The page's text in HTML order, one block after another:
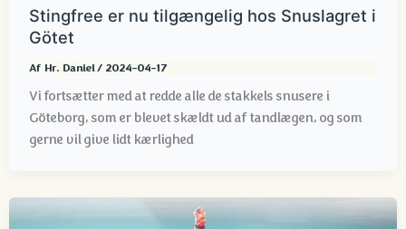
Stingfree er nu tilgængelig hos Snuslagret i
Götet
Af Hr. Daniel / 2024-04-17
Vi fortsætter med at redde alle de stakkels snusere i
Göteborg, som er blevet skældt ud af tandlægen, og som
gerne vil give lidt kærlighed